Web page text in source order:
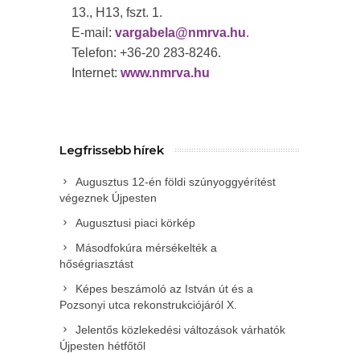
13., H13, fszt. 1.
E-mail: vargabela@nmrva.hu.
Telefon: +36-20 283-8246.
Internet: www.nmrva.hu
Legfrissebb hírek
Augusztus 12-én földi szúnyoggyérítést
végeznek Újpesten
Augusztusi piaci körkép
Másodfokúra mérsékelték a
hőségriasztást
Képes beszámoló az István út és a
Pozsonyi utca rekonstrukciójáról X.
Jelentős közlekedési változások várhatók
Újpesten hétfőtől